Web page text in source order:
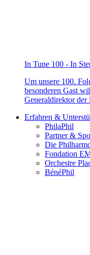
In Tune 100 - In
Um unsere 100.
besonderen Gast
Generaldirektor der
Erfahren &
PhilaPhil
Partner &
Die
Fondation
Orchestre
BénéPhil